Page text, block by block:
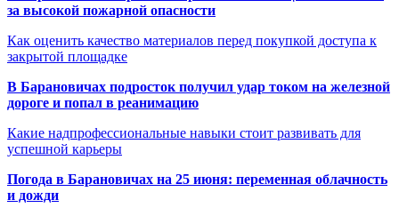
за высокой пожарной опасности
Как оценить качество материалов перед покупкой доступа к
закрытой площадке
В Барановичах подросток получил удар током на железной
дороге и попал в реанимацию
Какие надпрофессиональные навыки стоит развивать для
успешной карьеры
Погода в Барановичах на 25 июня: переменная облачность
и дожди